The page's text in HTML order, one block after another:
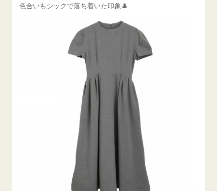
色合いもシックで落ち着いた印象🎩